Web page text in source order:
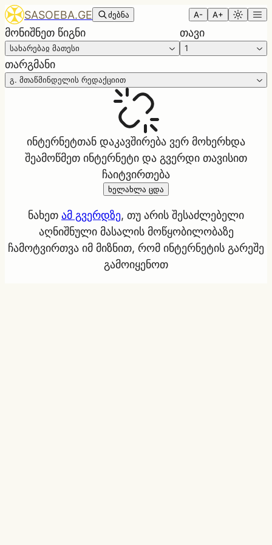
SASOEBA.GE ძებნა A- A+
მონიშნეთ წიგნი
სახარებაჲ მათესი
თავი
1
თარგმანი
გ. მთაწმინდელის რედაქციით
ინტერნეტთან დაკავშირება ვერ მოხერხდა
შეამოწმეთ ინტერნეტი და გვერდი თავისით
ჩაიტვირთება
ხელახლა ცდა
ნახეთ ამ გვერდზე, თუ არის შესაძლებელი
აღნიშნული მასალის მოწყობილობაზე
ჩამოტვირთვა იმ მიზნით, რომ ინტერნეტის გარეშე
გამოიყენოთ